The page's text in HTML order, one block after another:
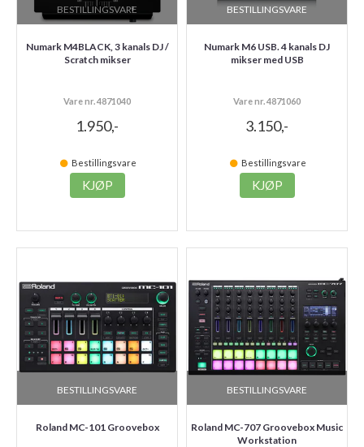
BESTILLINGSVARE
Numark M4BLACK, 3 kanals DJ /
Scratch mikser
Vare nr. 4871040
1.950,-
Bestillingsvare
KJØP
BESTILLINGSVARE
Numark M6 USB. 4 kanals DJ
mikser med USB
Vare nr. 4871060
3.150,-
Bestillingsvare
KJØP
BESTILLINGSVARE
Roland MC-101 Groovebox
BESTILLINGSVARE
Roland MC-707 Groovebox Music
Workstation